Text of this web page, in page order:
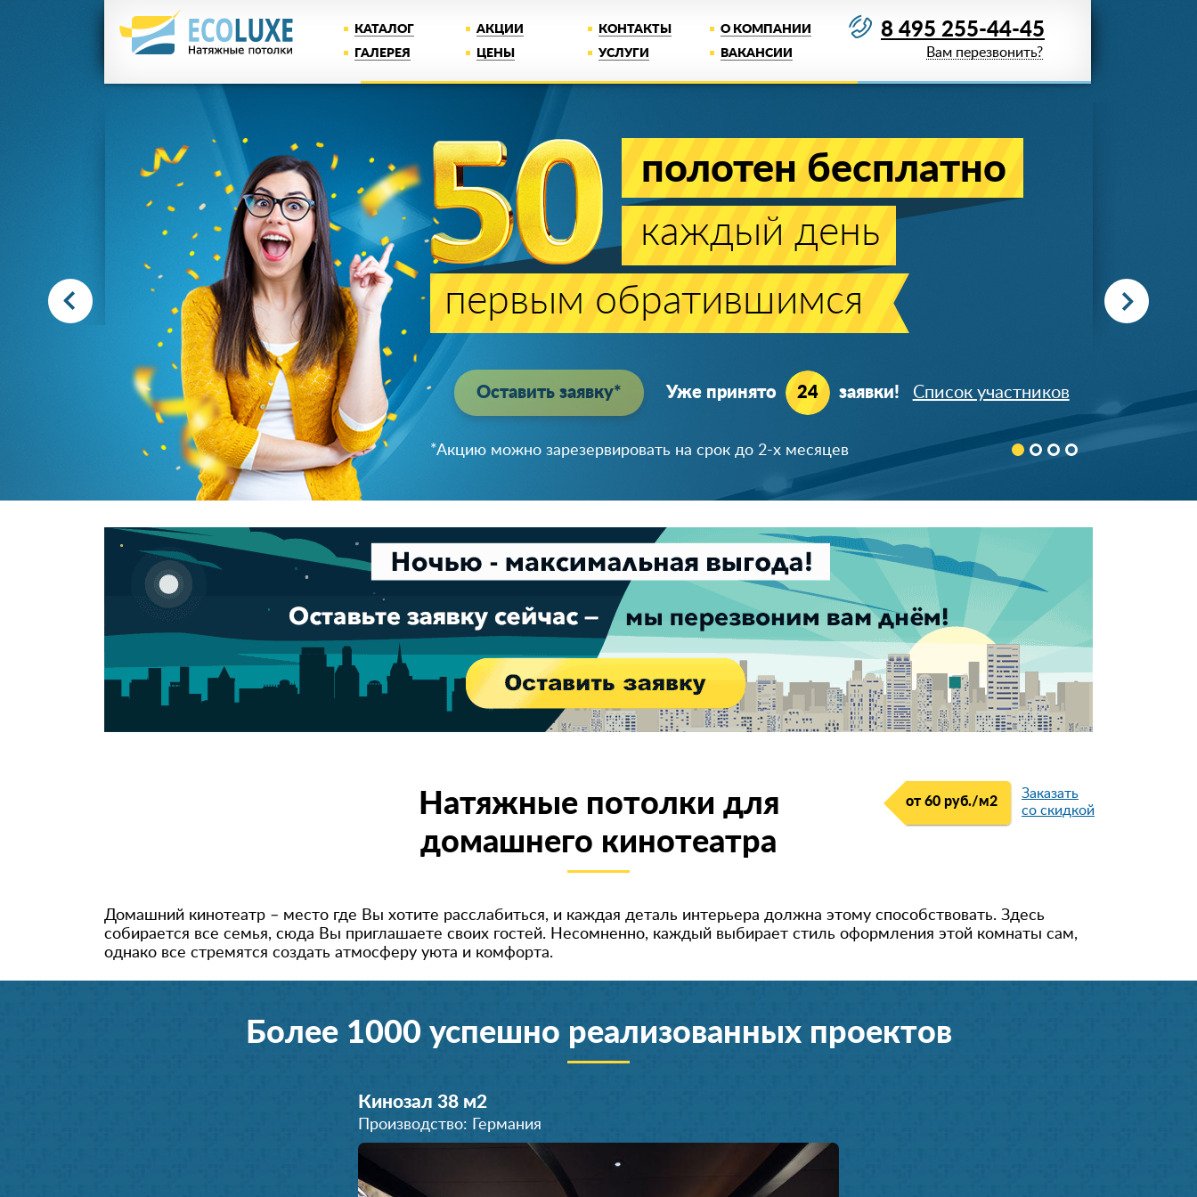
КАТАЛОГ АКЦИИ КОНТАКТЫ
О КОМПАНИИ
ГАЛЕРЕЯ
ЦЕНЫ УСЛУГИ ВАКАНСИИ
8 495 255-44-45
Вам перезвонить?
полотен бесплатно
каждый день
первым обратившимся
Оставить заявку* Уже принято 24 заявки! Список участников
+7 (919) 723-**-*5
8 (926) 64*-43-65
8 (916) 740-**-*1
898522***68
90674***78
892532***70
+7 (926) 586-**-*3
8 (962) 966-**-*7
899984***13
+791754***74
+791628***10
+796715***87
98531***92
91615***12
+792628***88
896399***00
Скрыть
*Акцию можно зарезервировать на срок до 2-х месяцев
от 60 руб./м2
Заказать
со скидкой
Натяжные потолки для
домашнего кинотеатра
Домашний кинотеатр – место где Вы хотите расслабиться, и каждая деталь интерьера должна этому способствовать. Здесь
собирается все семья, сюда Вы приглашаете своих гостей. Несомненно, каждый выбирает стиль оформления этой комнаты сам,
однако все стремятся создать атмосферу уюта и комфорта.
Более 1000 успешно реализованных проектов
Кинозал 38 м2
Производство: Германия